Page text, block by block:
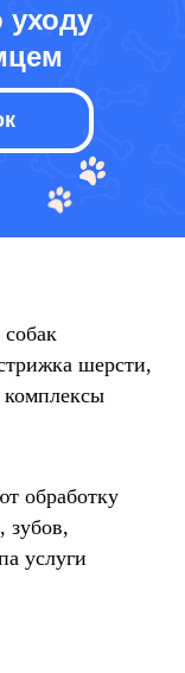
шерсти,
обработку
зубов,
услуги